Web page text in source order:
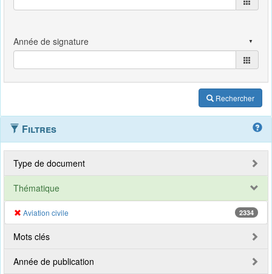
Rechercher
Filtres
Type de document
Thématique
Aviation civile 2334
Mots clés
Année de publication